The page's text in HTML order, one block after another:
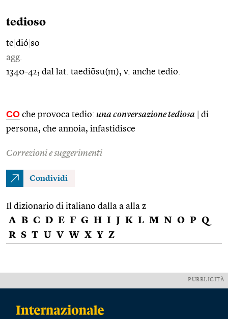
tedioso
te dió so
agg.
1340-42; dal lat. taediōsu(m), v. anche tedio.
CO che provoca tedio: una conversazione tediosa
di
persona, che annoia, infastidisce
Correzioni e suggerimenti
Condividi
Il dizionario di italiano dalla a alla z
A B C D E F G H I J K L M N O P Q
R S T U V W X Y Z
PUBBLICITÀ